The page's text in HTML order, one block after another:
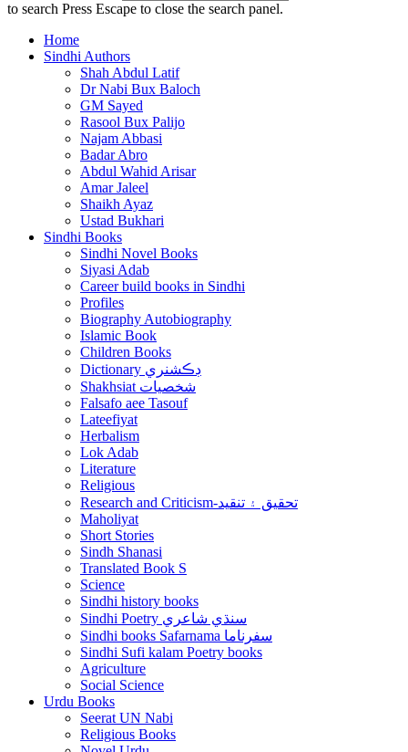
to search Press Escape to close the search panel.
Home
Sindhi Authors
Shah Abdul Latif
Dr Nabi Bux Baloch
GM Sayed
Rasool Bux Palijo
Najam Abbasi
Badar Abro
Abdul Wahid Arisar
Amar Jaleel
Shaikh Ayaz
Ustad Bukhari
Sindhi Books
Sindhi Novel Books
Siyasi Adab
Career build books in Sindhi
Profiles
Biography Autobiography
Islamic Book
Children Books
Dictionary ڊڪشنري
Shakhsiat شخصيات
Falsafo aee Tasouf
Lateefiyat
Herbalism
Lok Adab
Literature
Religious
Research and Criticism-تحقيق ۽ تنقيد
Maholiyat
Short Stories
Sindh Shanasi
Translated Book S
Science
Sindhi history books
Sindhi Poetry سنڌي شاعري
Sindhi books Safarnama سفرناما
Sindhi Sufi kalam Poetry books
Agriculture
Social Science
Urdu Books
Seerat UN Nabi
Religious Books